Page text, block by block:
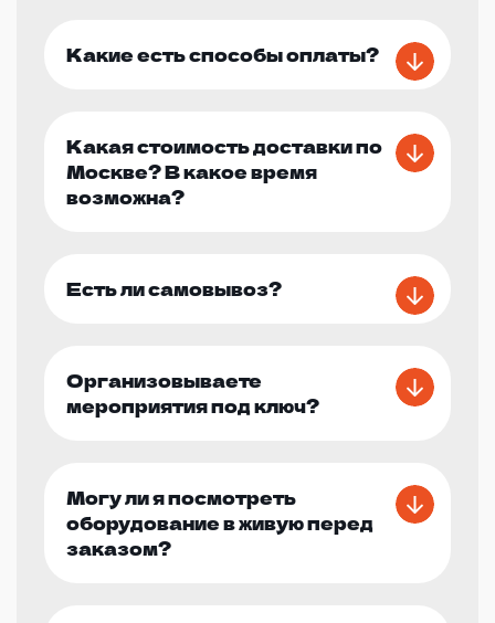
Какие есть способы оплаты?
Какая стоимость доставки по
Москве? В какое время
возможна?
Есть ли самовывоз?
Организовываете
мероприятия под ключ?
Могу ли я посмотреть
оборудование в живую перед
заказом?